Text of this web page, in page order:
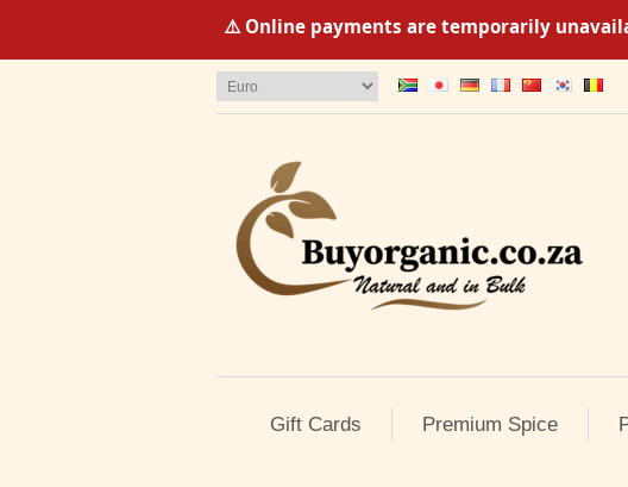
⚠️ Online payments are temporarily
Gift Cards Premium Spice